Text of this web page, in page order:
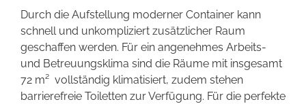
Durch die Aufstellung moderner Container kann
schnell und unkompliziert zusätzlicher Raum
geschaffen werden. Für ein angenehmes Arbeits-
und Betreuungsklima sind die Räume mit insgesamt
72 m² vollständig klimatisiert, zudem stehen
barrierefreie Toiletten zur Verfügung. Für die perfekte